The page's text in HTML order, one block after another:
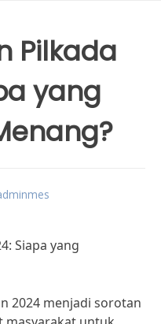
Pilkada
yang
Siapa yang
2024 menjadi sorotan